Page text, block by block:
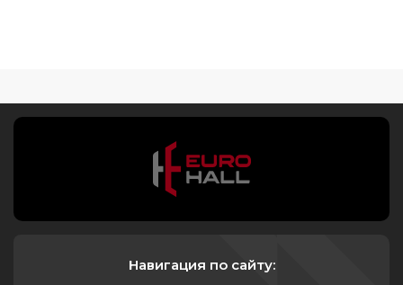
Навигация по сайту: